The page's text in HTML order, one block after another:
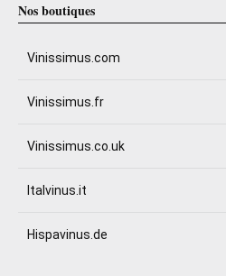
Nos boutiques
Vinissimus.com
Vinissimus.fr
Vinissimus.co.uk
Italvinus.it
Hispavinus.de